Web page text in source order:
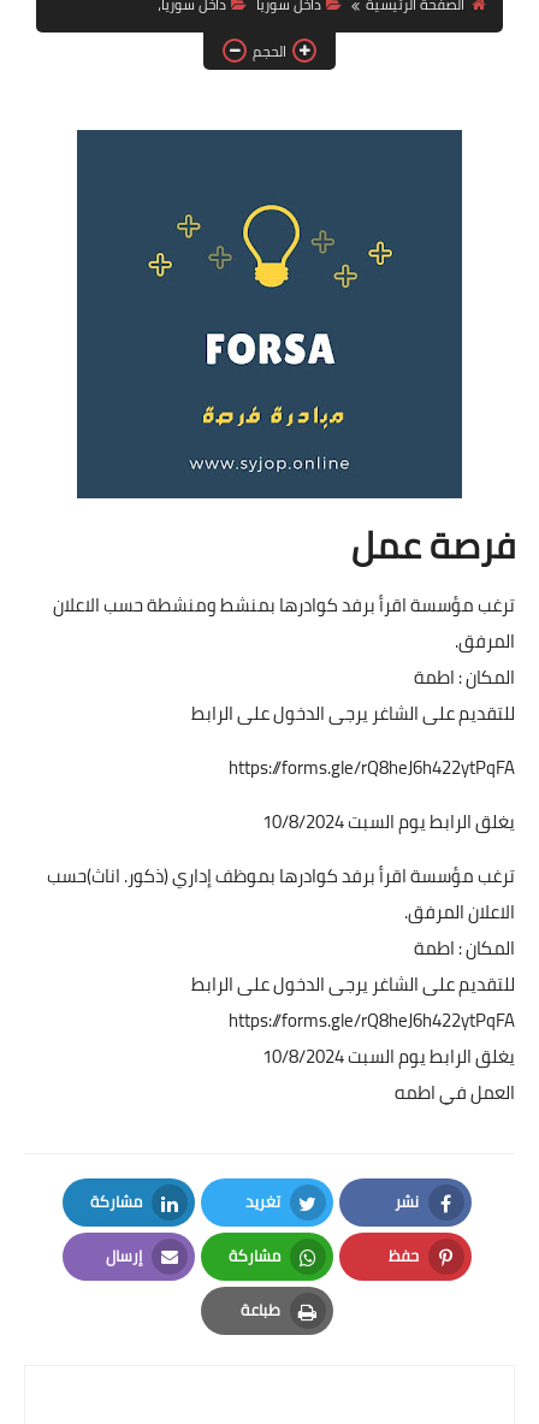
فرص عمل في العراق
فرص عمل في اليمن
فرص عمل في السودان
الحجم
فرصة عمل
ترغب مؤسسة اقرأ برفد كوادرها بمنشط ومنشطة حسب الاعلان
المرفق.
المكان : اطمة
للتقديم على الشاغر يرجى الدخول على الرابط
https://forms.gle/rQ8heJ6h422ytPqFA
يغلق الرابط يوم السبت 10/8/2024
ترغب مؤسسة اقرأ برفد كوادرها بموظف إداري (ذكور. اناث)حسب
الاعلان المرفق.
المكان : اطمة
للتقديم على الشاغر يرجى الدخول على الرابط
https://forms.gle/rQ8heJ6h422ytPqFA
يغلق الرابط يوم السبت 10/8/2024
العمل في اطمه
نشر
Facebook
تغريد
Twitter
مشاركة
LinkedIn
حفظ
Pinterest
مشاركة
Whatsapp
إرسال
Email
طباعة
Print